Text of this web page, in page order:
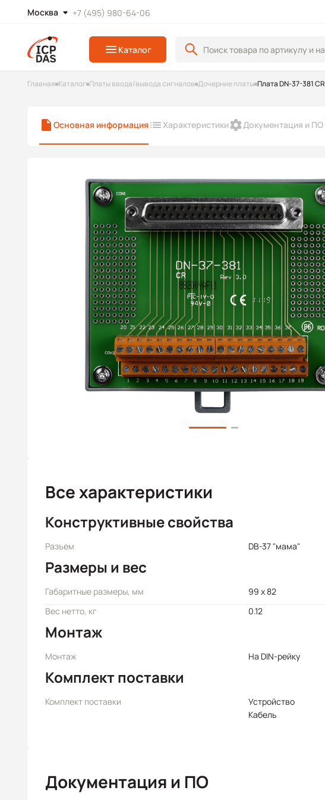
Москва +7 (495) 980-64-06
Каталог
Главная Каталог Платы ввода/вывода сигналов Дочерние платы Плата DN-37-381 CR
Основная информация Характеристики Документация и ПО
Все характеристики
Конструктивные свойства
Разъем DB-37 "мама"
Размеры и вес
Габаритные размеры, мм
99 x 82
Вес нетто, кг
0.12
Монтаж
Монтаж На DIN-рейку
Комплект поставки
Комплект поставки
Устройство
Кабель
Документация и ПО